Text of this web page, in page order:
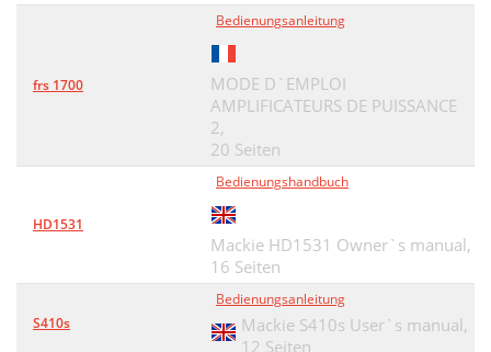
frs 1700
Bedienungsanleitung
MODE D`EMPLOI
AMPLIFICATEURS DE PUISSANCE
2,
20 Seiten
HD1531
Bedienungshandbuch
Mackie HD1531 Owner`s manual,
16 Seiten
S410s
Bedienungsanleitung
Mackie S410s User`s manual,
12 Seiten